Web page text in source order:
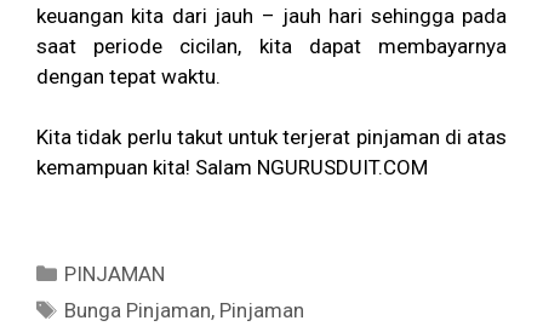
keuangan kita dari jauh – jauh hari sehingga pada
saat periode cicilan, kita dapat membayarnya
dengan tepat waktu.
Kita tidak perlu takut untuk terjerat pinjaman di atas
kemampuan kita! Salam NGURUSDUIT.COM
Categories
PINJAMAN
Tags
Bunga Pinjaman, Pinjaman